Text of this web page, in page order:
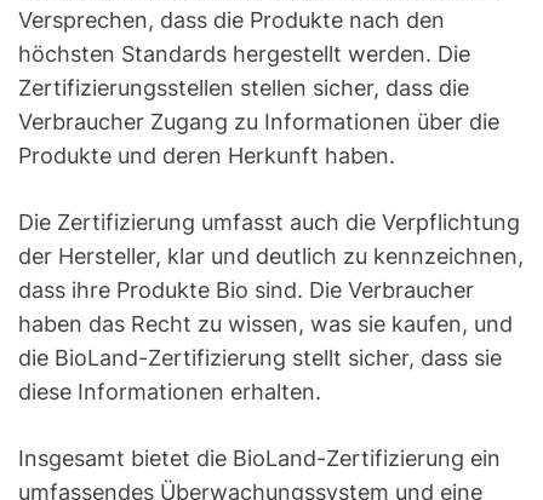
Versprechen, dass die Produkte nach den
höchsten Standards hergestellt werden. Die
Zertifizierungsstellen stellen sicher, dass die
Verbraucher Zugang zu Informationen über die
Produkte und deren Herkunft haben.
Die Zertifizierung umfasst auch die Verpflichtung
der Hersteller, klar und deutlich zu kennzeichnen,
dass ihre Produkte Bio sind. Die Verbraucher
haben das Recht zu wissen, was sie kaufen, und
die BioLand-Zertifizierung stellt sicher, dass sie
diese Informationen erhalten.
Insgesamt bietet die BioLand-Zertifizierung ein
umfassendes Überwachungssystem und eine